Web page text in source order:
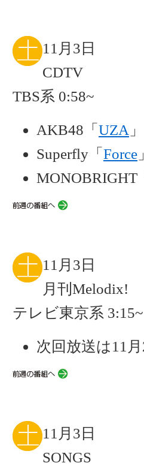
11月3日
CDTV
TBS系 0:58~
AKB48「 UZA 」
Superfly「 Force 」
MONOBRIGHT
11月3日
月刊Melodix!
テレビ東京系 3:15~
次回放送は11月
11月3日
SONGS